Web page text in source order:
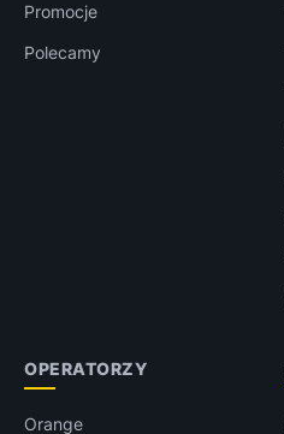
Promocje
Polecamy
OPERATORZY
Orange